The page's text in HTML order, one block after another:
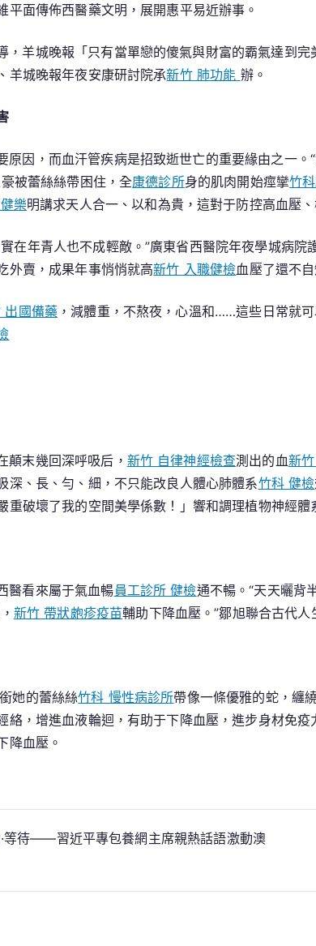
小
招
有
明
平面傳佈西醫藥文明，展開惠平易近辦事。
，羊城晚報「只有當單戀的傻氣與財富的霸氣達到
羊城晚報年夜安康研討院承新竹 肺功能 辦。
原因，而血汗管疾病是招致逝世亡的重要緣由之一
被蕾絲絲帶困住，全康德診所身的肌肉開始痙攣竹
樂明講求天人合一、以和為貴，這對于防控高血壓
在年青人也不成輕敵。”廣東省西醫院年夜學城病
外賣，成果年事悄悄就高新竹 入職健檢血壓了還不
出國備藥 ，減體重，不熬夜，心溫和……這些日常就
顛末幾回深呼吸后， 新竹 自律神經檢查測出的血新
深、長、勻、細，不只能改良人體心肺體系竹科 健檢
重破壞了我的空間美學係數！」響和調理植物神經體
醫看來屬于氣血暢員工診所 健檢通不暢。“天天曬背
新竹 帶狀皰疹疫苗輔助下降血壓。”鄒旭聯合古代
她的蕾絲絲竹科 慢性病診所帶像一條優雅的蛇，纏
絡，增進血液輪迴，有助于下降血壓，進步身材免疫
降血壓。
等待——習近平專包養網主席親熱話語激動澳